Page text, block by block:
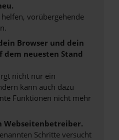
vorübergehende
Browser und dein
dem neuesten Stand
nicht nur ein
kann auch dazu
Funktionen nicht mehr
Webseitenbetreiber.
Schritte versucht